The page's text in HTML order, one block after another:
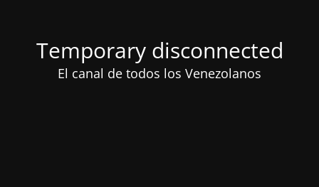
Temporary disconnected
El canal de todos los Venezolanos